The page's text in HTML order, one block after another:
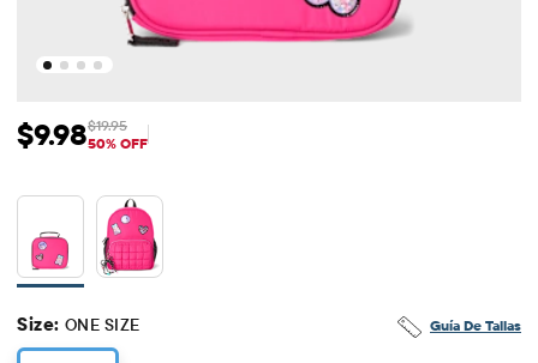
Precio de venta: $9.98
$9.98 Precio original: $19.95
$19.95
50% OFF
Guía De Tallas
Size: ONE SIZE